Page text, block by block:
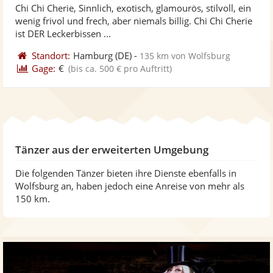
5
Chi Chi Cherie, Sinnlich, exotisch, glamourös, stilvoll, ein
wenig frivol und frech, aber niemals billig. Chi Chi Cherie
ist DER Leckerbissen ...
Standort: Hamburg (DE) - 135 km von Wolfsburg
Gage: € (bis ca. 500 € pro Auftritt)
Tänzer aus der erweiterten Umgebung
Die folgenden Tänzer bieten ihre Dienste ebenfalls in
Wolfsburg an, haben jedoch eine Anreise von mehr als
150 km.